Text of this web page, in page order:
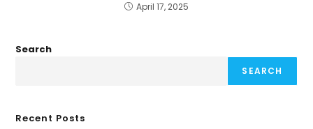
April 17, 2025
Search
SEARCH
Recent Posts